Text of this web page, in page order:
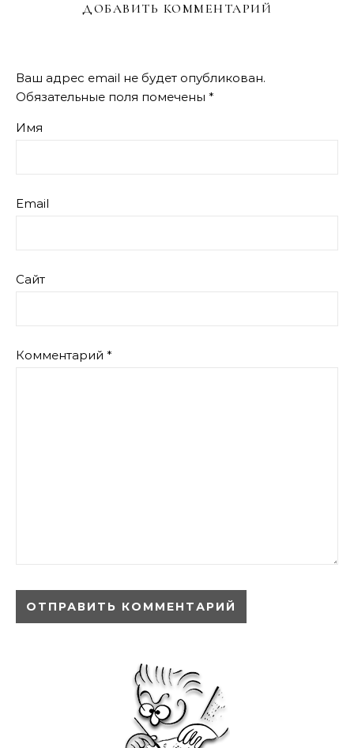
ДОБАВИТЬ КОММЕНТАРИЙ
Ваш адрес email не будет опубликован.
Обязательные поля помечены *
Имя
Email
Сайт
Комментарий *